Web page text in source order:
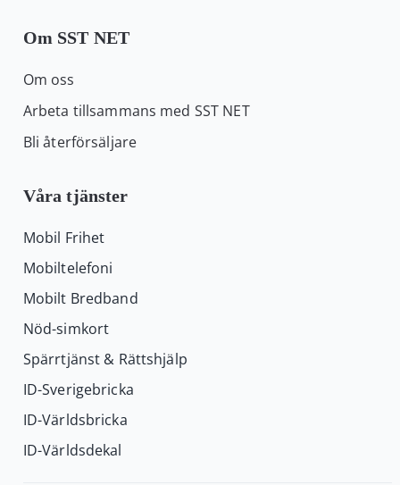
Om SST NET
Om oss
Arbeta tillsammans med SST NET
Bli återförsäljare
Våra tjänster
Mobil Frihet
Mobiltelefoni
Mobilt Bredband
Nöd-simkort
Spärrtjänst & Rättshjälp
ID-Sverigebricka
ID-Världsbricka
ID-Världsdekal